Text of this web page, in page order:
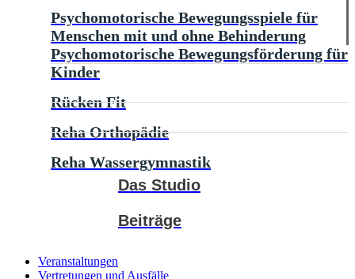
Psychomotorische Bewegungsspiele für
Menschen mit und ohne Behinderung
Psychomotorische Bewegungsförderung für
Kinder
Rücken Fit
Reha Orthopädie
Reha Wassergymnastik
Das Studio
Beiträge
Veranstaltungen
Vertretungen und Ausfälle